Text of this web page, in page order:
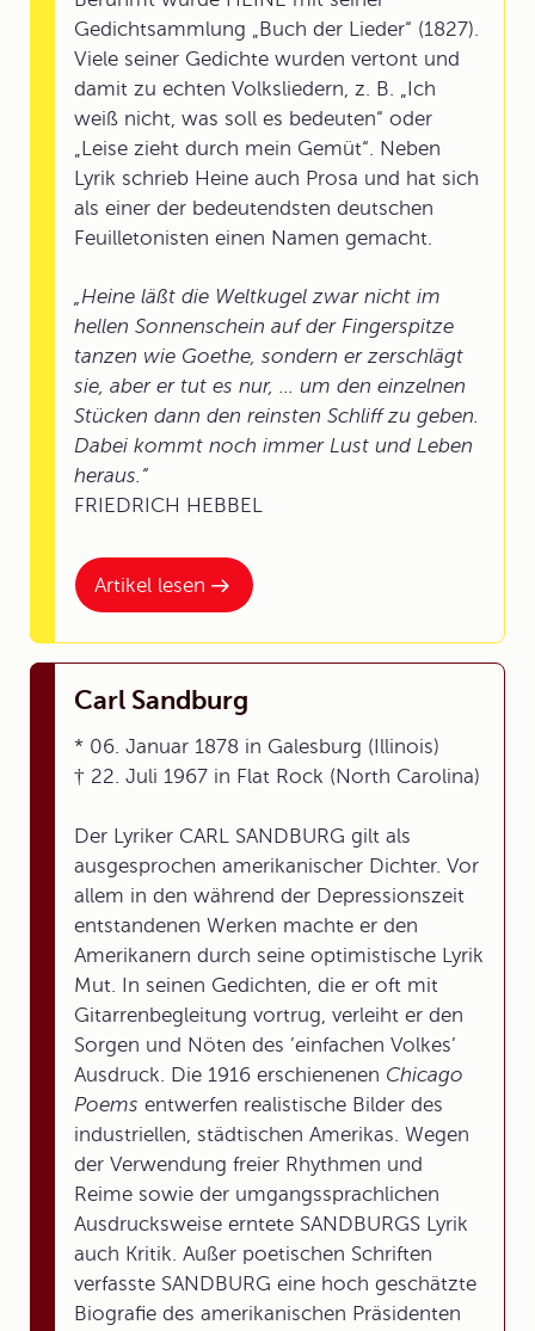
Artikel lesen
Gedichtsammlung „Buch der Lieder“ (1827).
Viele seiner Gedichte wurden vertont und
damit zu echten Volksliedern, z. B. „Ich
weiß nicht, was soll es bedeuten“ oder
„Leise zieht durch mein Gemüt“. Neben
Lyrik schrieb Heine auch Prosa und hat sich
als einer der bedeutendsten deutschen
Feuilletonisten einen Namen gemacht.
„Heine läßt die Weltkugel zwar nicht im
hellen Sonnenschein auf der Fingerspitze
tanzen wie Goethe, sondern er zerschlägt
sie, aber er tut es nur, ... um den einzelnen
Stücken dann den reinsten Schliff zu geben.
Dabei kommt noch immer Lust und Leben
heraus.“
FRIEDRICH HEBBEL
Carl Sandburg
* 06. Januar 1878 in Galesburg (Illinois)
† 22. Juli 1967 in Flat Rock (North Carolina)
Der Lyriker CARL SANDBURG gilt als
ausgesprochen amerikanischer Dichter. Vor
allem in den während der Depressionszeit
entstandenen Werken machte er den
Amerikanern durch seine optimistische Lyrik
Mut. In seinen Gedichten, die er oft mit
Gitarrenbegleitung vortrug, verleiht er den
Sorgen und Nöten des ’einfachen Volkes’
Ausdruck. Die 1916 erschienenen Chicago
Poems entwerfen realistische Bilder des
industriellen, städtischen Amerikas. Wegen
der Verwendung freier Rhythmen und
Reime sowie der umgangssprachlichen
Ausdrucksweise erntete SANDBURGS Lyrik
auch Kritik. Außer poetischen Schriften
verfasste SANDBURG eine hoch geschätzte
Biografie des amerikanischen Präsidenten